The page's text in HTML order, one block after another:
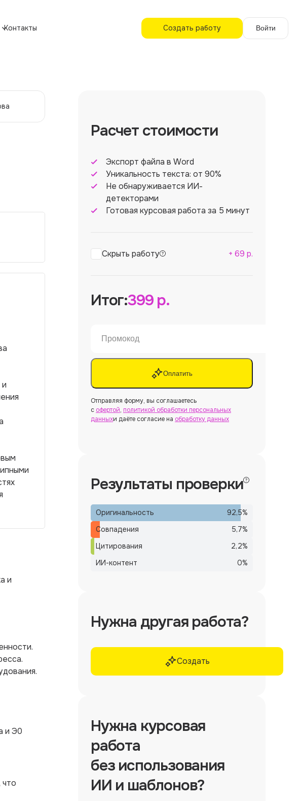
Контакты Создать работу Войти
и
и Э0
Расчет стоимости
Экспорт файла в Word
Уникальность текста: от 90%
Не обнаруживается ИИ-
детекторами
Готовая курсовая работа за 5 минут
Скрыть работу + 69 р.
Итог:399р.
Оплатить
Отправляя форму, вы соглашаетесь
с офертой, политикой обработки персональных
данныхи даёте согласие на обработку данных
Результаты проверки
Оригинальность 92,5%
Совпадения
5,7%
Цитирования
2,2%
ИИ-контент
0%
Нужна другая работа?
Создать
Нужна курсовая
работа
без использования
ИИ и шаблонов?